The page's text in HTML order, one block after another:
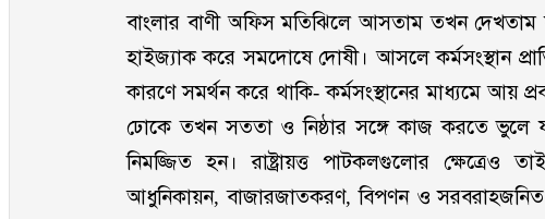
বাংলার বাণী অফিস মতিঝিলে আসতাম তখন দেখতাম
হাইজ্যাক করে সমদোষে দোষী। আসলে কর্মসংস্থান
কারণে সমর্থন করে থাকি- কর্মসংস্থানের মাধ্যমে আয়
ঢোকে তখন সততা ও নিষ্ঠার সঙ্গে কাজ করতে ভুলে
নিমজ্জিত হন। রাষ্ট্রায়ত্ত পাটকলগুলোর ক্ষেত্রেও
আধুনিকায়ন, বাজারজাতকরণ, বিপণন ও